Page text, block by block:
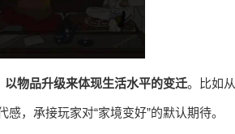
以物品升级来体现生活水平的变迁。比如从
，承接玩家对“家境变好”的默认期待。